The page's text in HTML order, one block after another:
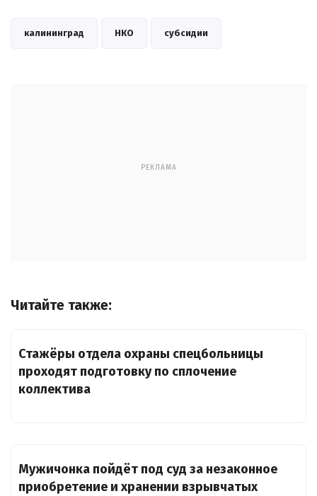
калининград НКО субсидии
РЕКЛАМА
Читайте также:
Стажёры отдела охраны спецбольницы
проходят подготовку по сплочение
коллектива
Мужичонка пойдёт под суд за незаконное
приобретение и хранении взрывчатых